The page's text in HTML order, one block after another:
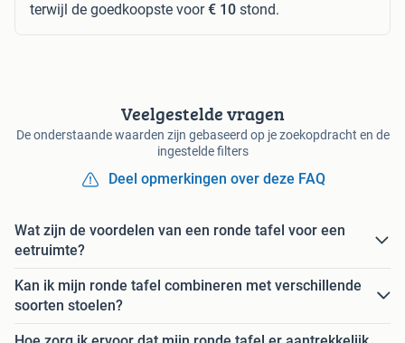
terwijl de goedkoopste voor€ 10 stond.
Veelgestelde vragen
De onderstaande waarden zijn gebaseerd op je zoekopdracht en de
ingestelde filters
Deel opmerkingen over deze FAQ
Wat zijn de voordelen van een ronde tafel voor een
eetruimte?
Kan ik mijn ronde tafel combineren met verschillende
soorten stoelen?